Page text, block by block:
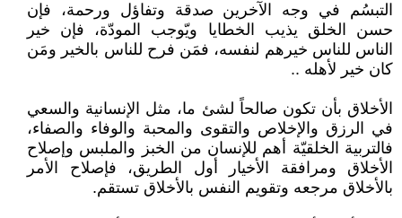
التبسُم في وجه الآخرين صدقة وتفاؤل ورحمة، فإن
حسن الخلق يذيب الخطايا ويّوجب المودّة، فإن خير
الناس للناس خيرهم لنفسه، فمَن فرح للناس بالخير ومَن
كان خير لأهله ..
الأخلاق بأن تكون صالحاً لشئ ما، مثل الإنسانية والسعي
في الرزق والإخلاص والتقوى والمحبة والوفاء والصفاء،
فالتربية الخلقيّة أهم للإنسان من الخبز والملبس وإصلاح
الأخلاق ومرافقة الأخيار أول الطريق، فإصلاح الأمر
بالأخلاق مرجعه وتقويم النفس بالأخلاق تستقم.